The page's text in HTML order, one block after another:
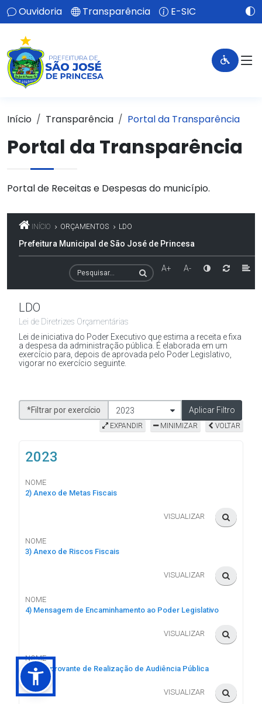
Ouvidoria Transparência E-SIC
Início Transparência Portal da Transparência
Portal da Transparência
Portal de Receitas e Despesas do município.